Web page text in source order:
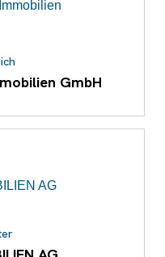
GmbH